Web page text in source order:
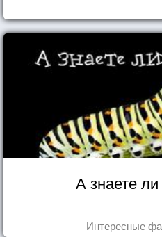
А знаете
Интересные